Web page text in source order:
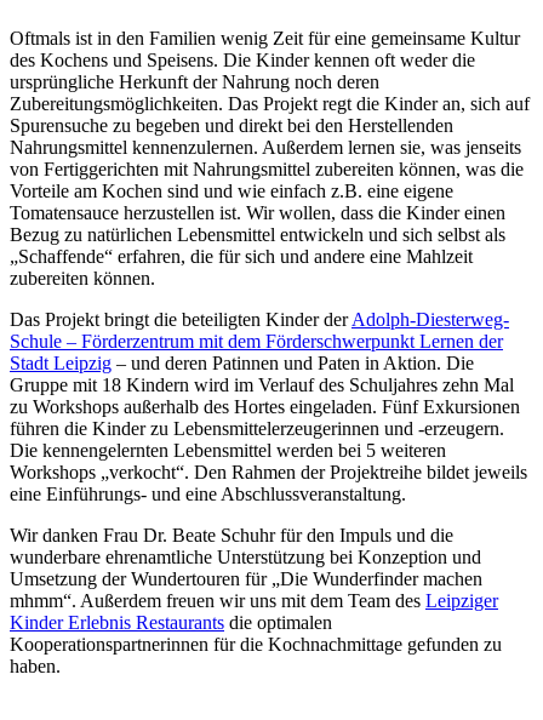
Oftmals ist in den Familien wenig Zeit für eine gemeinsame Kultur
des Kochens und Speisens. Die Kinder kennen oft weder die
ursprüngliche Herkunft der Nahrung noch deren
Zubereitungsmöglichkeiten. Das Projekt regt die Kinder an, sich auf
Spurensuche zu begeben und direkt bei den Herstellenden
Nahrungsmittel kennenzulernen. Außerdem lernen sie, was jenseits
von Fertiggerichten mit Nahrungsmittel zubereiten können, was die
Vorteile am Kochen sind und wie einfach z.B. eine eigene
Tomatensauce herzustellen ist. Wir wollen, dass die Kinder einen
Bezug zu natürlichen Lebensmittel entwickeln und sich selbst als
„Schaffende“ erfahren, die für sich und andere eine Mahlzeit
zubereiten können.
Das Projekt bringt die beteiligten Kinder derAdolph-Diesterweg-
Schule – Förderzentrum mit dem Förderschwerpunkt Lernen der
Stadt Leipzig – und deren Patinnen und Paten in Aktion. Die
Gruppe mit 18 Kindern wird im Verlauf des Schuljahres zehn Mal
zu Workshops außerhalb des Hortes eingeladen. Fünf Exkursionen
führen die Kinder zu Lebensmittelerzeugerinnen und -erzeugern.
Die kennengelernten Lebensmittel werden bei 5 weiteren
Workshops „verkocht“. Den Rahmen der Projektreihe bildet jeweils
eine Einführungs- und eine Abschlussveranstaltung.
Wir danken Frau Dr. Beate Schuhr für den Impuls und die
wunderbare ehrenamtliche Unterstützung bei Konzeption und
Umsetzung der Wundertouren für „Die Wunderfinder machen
mhmm“. Außerdem freuen wir uns mit dem Team des Leipziger
Kinder Erlebnis Restaurants die optimalen
Kooperationspartnerinnen für die Kochnachmittage gefunden zu
haben.